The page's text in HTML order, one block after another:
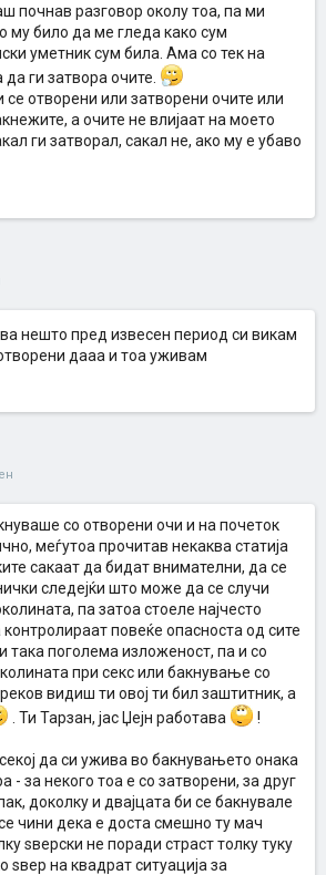
почнав разговор околу тоа, па ми
му било да ме гледа како сум
уметник сум била. Ама со тек на
ги затвора очите.
се отворени или затворени очите или
а очите не влијаат на моето
ги затворал, сакал не, ако му е убаво
нешто пред извесен период си викам
дааа и тоа уживам
со отворени очи и на почеток
меѓутоа прочитав некаква статија
сакаат да бидат внимателни, да се
следејќи што може да се случи
па затоа стоеле најчесто
контролираат повеќе опасноста од сите
така поголема изложеност, па и со
при секс или бакнување со
видиш ти овој ти бил заштитник, а
. Ти Тарзан, јас Џејн работава !
да си ужива во бакнувањето онака
- за некого тоа е со затворени, за друг
доколку и двајцата би се бакнувале
чини дека е доста смешно ту мач
ѕверски не поради страст толку туку
ѕвер на квадрат ситуација за